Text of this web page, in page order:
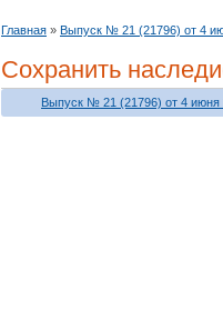
Главная » Выпуск № 21 (21796) от 4
Сохранить
Выпуск № 21 (21796) от 4 июня